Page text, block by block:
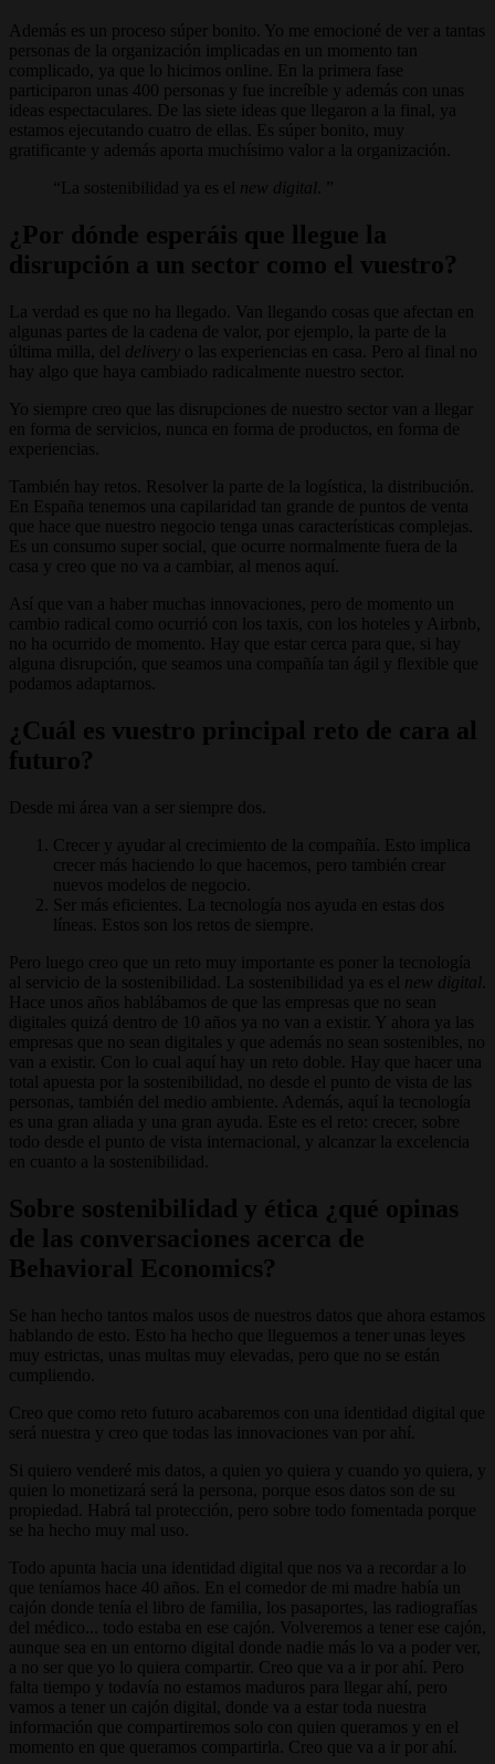
Además es un proceso súper bonito. Yo me emocioné de ver a tantas
personas de la organización implicadas en un momento tan
complicado, ya que lo hicimos online. En la primera fase
participaron unas 400 personas y fue increíble y además con unas
ideas espectaculares. De las siete ideas que llegaron a la final, ya
estamos ejecutando cuatro de ellas. Es súper bonito, muy
gratificante y además aporta muchísimo valor a la organización.
La sostenibilidad ya es el new digital
¿Por dónde esperáis que llegue la
disrupción a un sector como el vuestro?
La verdad es que no ha llegado. Van llegando cosas que afectan en
algunas partes de la cadena de valor, por ejemplo, la parte de la
última milla, del delivery o las experiencias en casa. Pero al final no
hay algo que haya cambiado radicalmente nuestro sector.
Yo siempre creo que las disrupciones de nuestro sector van a llegar
en forma de servicios, nunca en forma de productos, en forma de
experiencias.
También hay retos. Resolver la parte de la logística, la distribución.
En España tenemos una capilaridad tan grande de puntos de venta
que hace que nuestro negocio tenga unas características complejas.
Es un consumo super social, que ocurre normalmente fuera de la
casa y creo que no va a cambiar, al menos aquí.
Así que van a haber muchas innovaciones, pero de momento un
cambio radical como ocurrió con los taxis, con los hoteles y Airbnb,
no ha ocurrido de momento. Hay que estar cerca para que, si hay
alguna disrupción, que seamos una compañía tan ágil y flexible que
podamos adaptarnos.
¿Cuál es vuestro principal reto de cara al
futuro?
Desde mi área van a ser siempre dos.
Crecer y ayudar al crecimiento de la compañía. Esto implica
crecer más haciendo lo que hacemos, pero también crear
nuevos modelos de negocio.
Ser más eficientes. La tecnología nos ayuda en estas dos
líneas. Estos son los retos de siempre.
Pero luego creo que un reto muy importante es poner la tecnología
al servicio de la sostenibilidad. La sostenibilidad ya es el new digital
Hace unos años hablábamos de que las empresas que no sean
digitales quizá dentro de 10 años ya no van a existir. Y ahora ya las
empresas que no sean digitales y que además no sean sostenibles, no
van a existir. Con lo cual aquí hay un reto doble. Hay que hacer una
total apuesta por la sostenibilidad, no desde el punto de vista de las
personas, también del medio ambiente. Además, aquí la tecnología
es una gran aliada y una gran ayuda. Este es el reto: crecer, sobre
todo desde el punto de vista internacional, y alcanzar la excelencia
en cuanto a la sostenibilidad.
Sobre sostenibilidad y ética ¿qué opinas
de las conversaciones acerca de
Behavioral Economics?
Se han hecho tantos malos usos de nuestros datos que ahora estamos
hablando de esto. Esto ha hecho que lleguemos a tener unas leyes
muy estrictas, unas multas muy elevadas, pero que no se están
cumpliendo.
Creo que como reto futuro acabaremos con una identidad digital que
será nuestra y creo que todas las innovaciones van por ahí.
Si quiero venderé mis datos, a quien yo quiera y cuando yo quiera, y
quien lo monetizará será la persona, porque esos datos son de su
propiedad. Habrá tal protección, pero sobre todo fomentada porque
se ha hecho muy mal uso.
Todo apunta hacia una identidad digital que nos va a recordar a lo
que teníamos hace 40 años. En el comedor de mi madre había un
cajón donde tenía el libro de familia, los pasaportes, las radiografías
del médico... todo estaba en ese cajón. Volveremos a tener ese cajón,
aunque sea en un entorno digital donde nadie más lo va a poder ver,
a no ser que yo lo quiera compartir. Creo que va a ir por ahí. Pero
falta tiempo y todavía no estamos maduros para llegar ahí, pero
vamos a tener un cajón digital, donde va a estar toda nuestra
información que compartiremos solo con quien queramos y en el
momento en que queramos compartirla. Creo que va a ir por ahí.